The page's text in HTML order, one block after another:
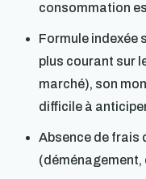
consommation
Formule indexée
plus courant sur
marché), son
difficile à
Absence de frais
(déménagement,